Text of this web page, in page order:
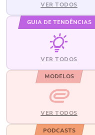
VER TODOS
GUIA DE TENDÊNCIAS
VER TODOS
MODELOS
VER TODOS
PODCASTS